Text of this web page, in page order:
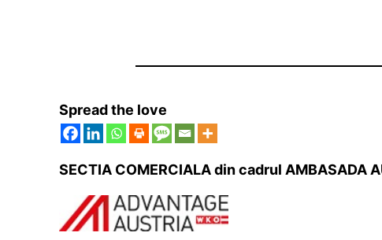
Spread the love
SECTIA COMERCIALA din cadrul AMBASADA